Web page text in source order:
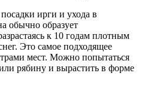
ирги и ухода в
обычно образует
к 10 годам плотным
Это самое подходящее
мест. Можно попытаться
рябину и вырастить в форме